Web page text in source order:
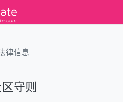
律信息
守则